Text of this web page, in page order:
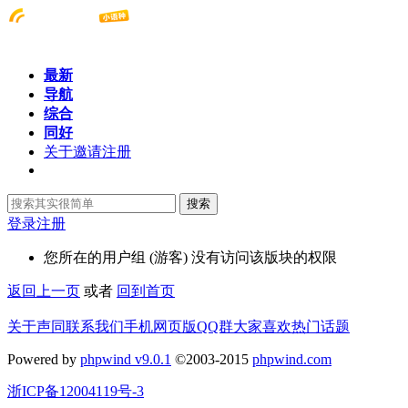
最新
导航
综合
同好
关于邀请注册
搜索
登录注册
您所在的用户组 (游客) 没有访问该版块的权限
返回上一页 或者 回到首页
关于声同联系我们手机网页版QQ群大家喜欢热门话题
Powered by phpwind v9.0.1 ©2003-2015 phpwind.com
浙ICP备12004119号-3